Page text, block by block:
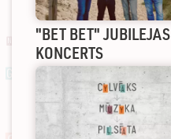
"BET BET" JUBILEJAS
KONCERTS